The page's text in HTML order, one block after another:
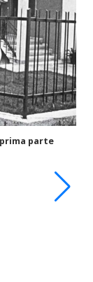
prima parte